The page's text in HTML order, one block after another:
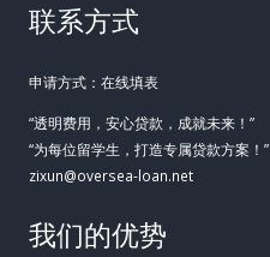
联系方式
申请方式：在线填表
“透明费用，安心贷款，成就未来！”
“为每位留学生，打造专属贷款方案！”
zixun@oversea-loan.net
我们的优势